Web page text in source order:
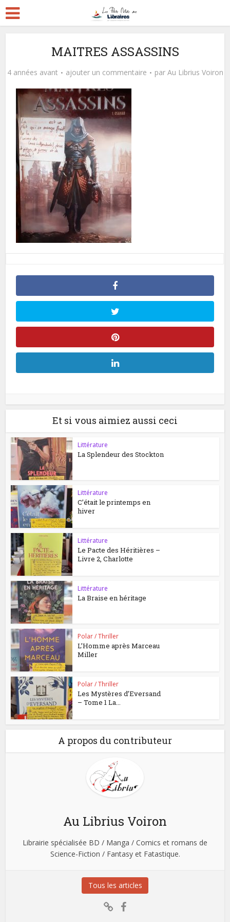
MAITRES ASSASSINS
4 années avant ajouter un commentaire par Au Librius Voiron
Et si vous aimiez aussi ceci
Littérature
La Splendeur des Stockton
Littérature
C’était le printemps en
hiver
Littérature
Le Pacte des Héritières –
Livre 2, Charlotte
Littérature
La Braise en héritage
Polar / Thriller
L’Homme après Marceau
Miller
Polar / Thriller
Les Mystères d’Eversand
– Tome 1 La...
A propos du contributeur
Au Librius Voiron
Librairie spécialisée BD / Manga / Comics et romans de
Science-Fiction / Fantasy et Fatastique.
Tous les articles